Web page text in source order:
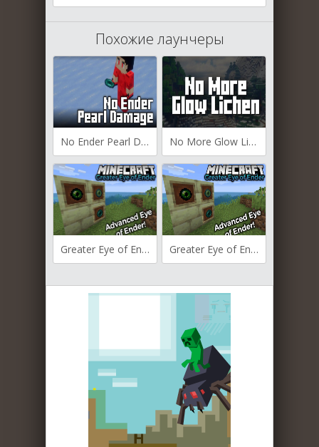
Похожие лаунчеры
No Ender Pearl Damage для Майнкрафт [1.21.1, 1.21, 1.20.6] No More Glow Lichen для Майнкрафт [1.21.1, 1.21, 1.18.2]
Greater Eye of Ender для Майнкрафт [1.21, 1.20.6, 1.20.5] Greater Eye of Ender для Майнкрафт [1.20.4, 1.20.1, 1.19.3]